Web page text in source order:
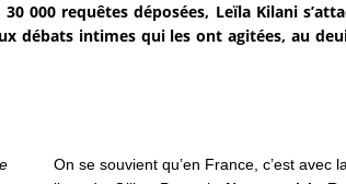
000 requêtes déposées, Leïla Kilani
débats intimes qui les ont agitées, au
On se souvient qu’en France, c’est avec